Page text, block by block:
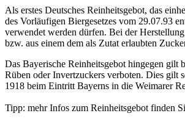
Als erstes Deutsches Reinheitsgebot, das
des Vorläufigen Biergesetzes vom 29.07.93
verwendet werden dürfen. Bei der
bzw. aus einem dem als Zutat erlaubten
Das Bayerische Reinheitsgebot hingegen
Rüben oder Invertzuckers verboten. Dies gilt
1918 beim Eintritt Bayerns in die Weimarer
Tipp: mehr Infos zum Reinheitsgebot finden